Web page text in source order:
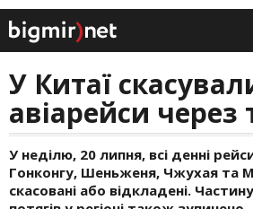
У Китаї
авіарейси через
У неділю, 20 липня, всі денні
Гонконгу, Шеньженя, Чжухая та
скасовані або відкладені.